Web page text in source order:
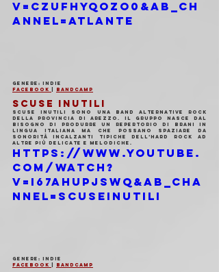
v=czUFhYqOzO0&ab_ch
annel=Atlante
Genere: Indie
Facebook
Bandcamp
SCUSE INUTILI
Scuse Inutili sono una band alternative rock
della provincia di Arezzo. Il gruppo nasce dal
bisogno di produrre un repertorio di brani in
lingua italiana ma che possano spaziare da
sonorità incalzanti tipiche dell’hard rock ad
altre più delicate e melodiche.
https://www.youtube.
com/watch?
v=i67ahupjSWQ&ab_cha
nnel=ScuseInutili
Genere: Indie
Facebook
Bandcamp